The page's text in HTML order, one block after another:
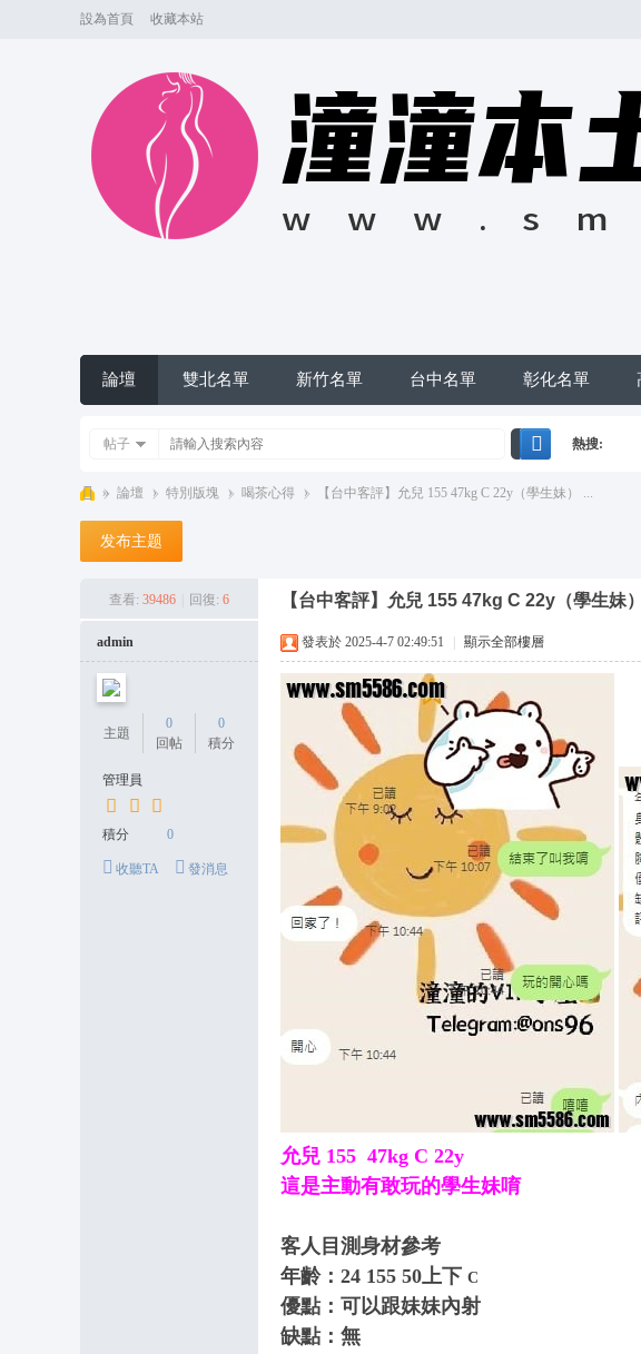
設為首頁 收藏本站
論壇 雙北名單 新竹名單 台中名單 彰化名單
帖子 熱搜:
*活動*+
台
灣
潼
» 論壇 › 特別版塊 › 喝茶心得 › 【台中客評】允兒 155 47kg C 22y（學生妹） ...
发布主题
查看: 39486 回復: 6 【台中客評】允兒 155 47kg C 22y（學生妹）
admin
主題
0
回帖
0
積分
管理員
積分 0
收聽TA 發消息
發表於 2025-4-7 02:49:51 顯示全部樓層
允兒 155 47kg C 22y
這是主動有敢玩的學生妹唷
客人目測身材參考
年齡：24 155 50上下 C
優點：可以跟妹妹內射
缺點：無